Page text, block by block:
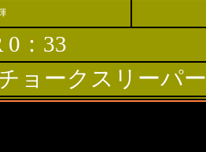
：33
ョークスリーパー